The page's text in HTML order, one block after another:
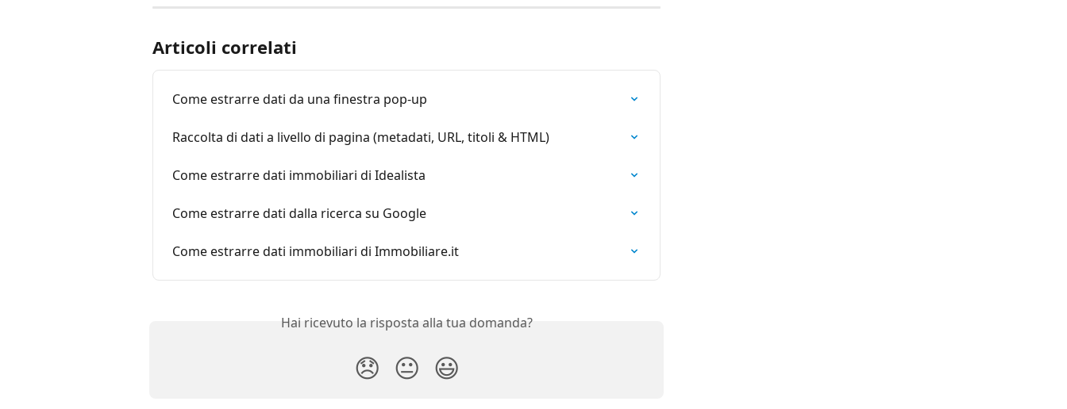
Articoli correlati
Come estrarre dati da una finestra pop-up
Raccolta di dati a livello di pagina (metadati, URL, titoli & HTML)
Come estrarre dati immobiliari di Idealista
Come estrarre dati dalla ricerca su Google
Come estrarre dati immobiliari di Immobiliare.it
Hai ricevuto la risposta alla tua domanda?
😞 😐 😃